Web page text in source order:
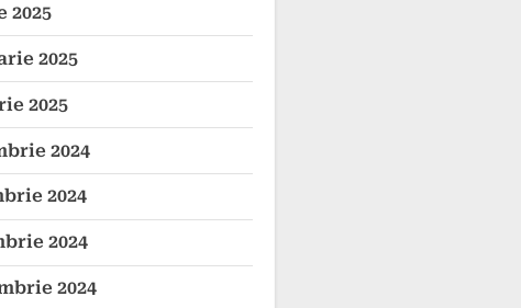
2025
2025
2025
2024
2024
2024
2024